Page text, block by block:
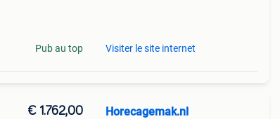
Pub au top Visiter le site internet
€ 1.762,00 Horecagemak.nl